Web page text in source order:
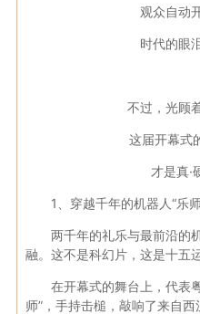
观众自动
时代的眼
不过，光顾
这届开幕式
才是真·
1、穿越千年的机器人“乐
两千年的礼乐与最前沿的
融。这不是科幻片，这是十五
在开幕式的舞台上，代表
师”，手持击槌，敲响了来自